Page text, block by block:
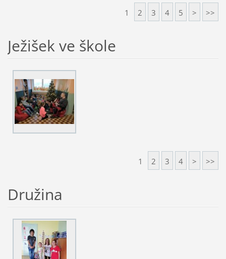
1 2 3 4 5 > >>
Ježišek ve škole
1 2 3 4 > >>
Družina